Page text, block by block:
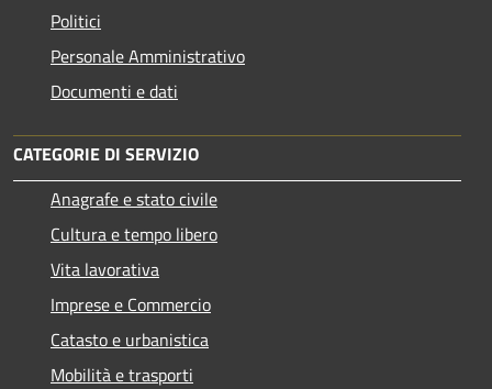
Politici
Personale Amministrativo
Documenti e dati
CATEGORIE DI SERVIZIO
Anagrafe e stato civile
Cultura e tempo libero
Vita lavorativa
Imprese e Commercio
Catasto e urbanistica
Mobilità e trasporti